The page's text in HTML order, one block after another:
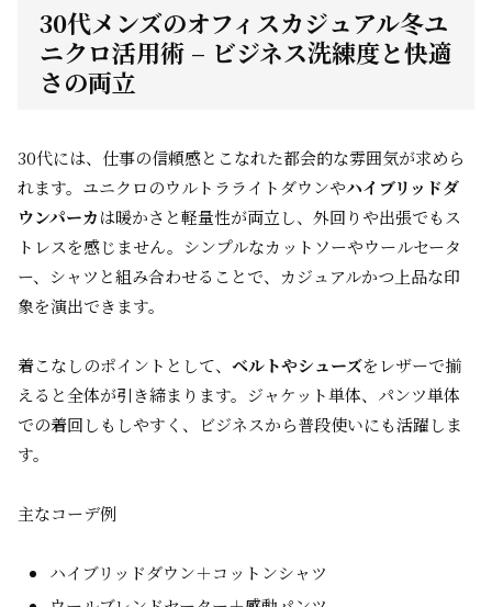
30代メンズのオフィスカジュアル冬ユ
ニクロ活用術 – ビジネス洗練度と快適
さの両立
30代には、仕事の信頼感とこなれた都会的な雰囲気が求めら
れます。ユニクロのウルトラライトダウンやハイブリッドダ
ウンパーカは暖かさと軽量性が両立し、外回りや出張でもス
トレスを感じません。シンプルなカットソーやウールセータ
ー、シャツと組み合わせることで、カジュアルかつ上品な印
象を演出できます。
着こなしのポイントとして、 ベルトやシューズをレザーで揃
えると全体が引き締まります。ジャケット単体、パンツ単体
での着回しもしやすく、ビジネスから普段使いにも活躍しま
す。
主なコーデ例
ハイブリッドダウン＋コットンシャツ